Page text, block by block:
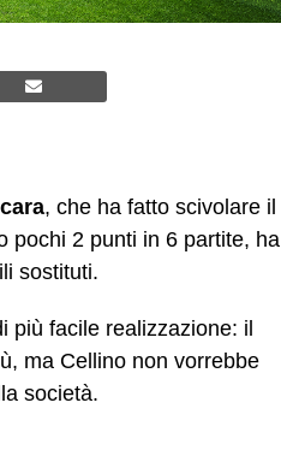
, che ha fatto scivolare il
pochi 2 punti in 6 partite, ha
sostituti.
più facile realizzazione: il
ma Cellino non vorrebbe
società.